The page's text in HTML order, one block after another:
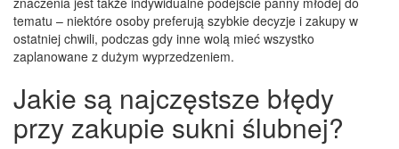
tematu – niektóre osoby preferują szybkie decyzje i zakupy w
ostatniej chwili, podczas gdy inne wolą mieć wszystko
zaplanowane z dużym wyprzedzeniem.
Jakie są najczęstsze błędy
przy zakupie sukni ślubnej?